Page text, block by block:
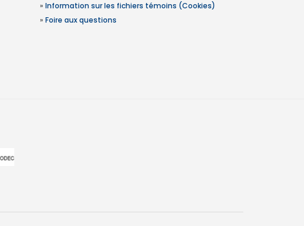
» Information sur les fichiers témoins (Cookies)
» Foire aux questions